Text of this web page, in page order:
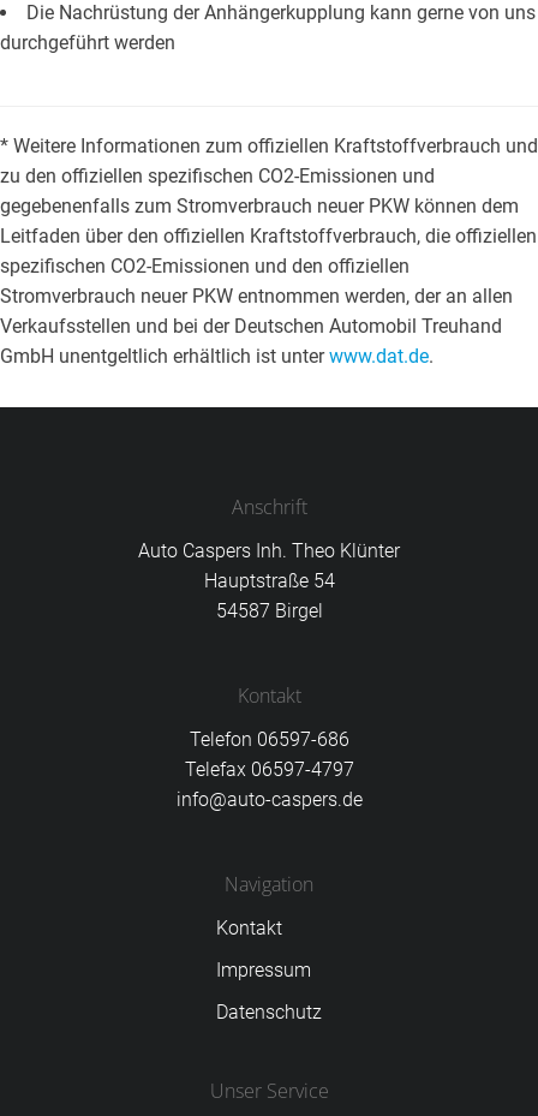
Die Nachrüstung der Anhängerkupplung kann gerne von uns
durchgeführt werden
* Weitere Informationen zum offiziellen Kraftstoffverbrauch und
zu den offiziellen spezifischen CO2-Emissionen und
gegebenenfalls zum Stromverbrauch neuer PKW können dem
Leitfaden über den offiziellen Kraftstoffverbrauch, die offiziellen
spezifischen CO2-Emissionen und den offiziellen
Stromverbrauch neuer PKW entnommen werden, der an allen
Verkaufsstellen und bei der Deutschen Automobil Treuhand
GmbH unentgeltlich erhältlich ist unterwww.dat.de.
Anschrift
Auto Caspers Inh. Theo Klünter
Hauptstraße 54
54587 Birgel
Kontakt
Telefon 06597-686
Telefax 06597-4797
info@auto-caspers.de
Navigation
Kontakt
Impressum
Datenschutz
Unser Service